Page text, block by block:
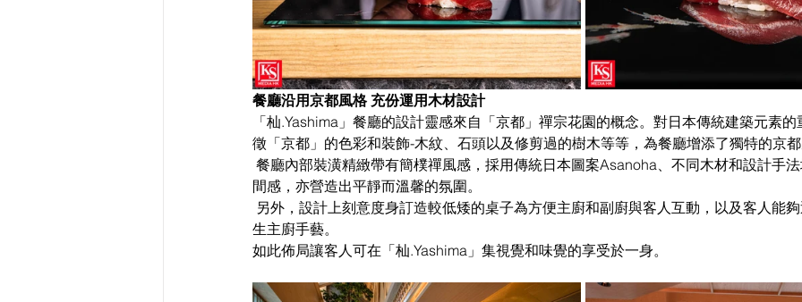
餐廳沿用京都風格 充份運用木材設計
「杣.Yashima」餐廳的設計靈感來自「京都」禪宗花園的概念。對日本傳統建築元素
徵「京都」的色彩和裝飾-木紋、石頭以及修剪過的樹木等等，為餐廳增添了獨特的京都
間感，亦營造出平靜而溫馨的氛圍。
生主廚手藝。
如此佈局讓客人可在「杣.Yashima」集視覺和味覺的享受於一身。